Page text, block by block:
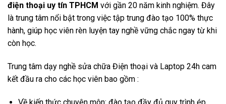
điện thoại uy tín TPHCM với gần 20 năm kinh nghiệm. Đây
là trung tâm nổi bật trong việc tập trung đào tạo 100% thực
hành, giúp học viên rèn luyện tay nghề vững chắc ngay từ khi
còn học.
Trung tâm dạy nghề sửa chữa Điện thoại và Laptop 24h cam
kết đầu ra cho các học viên bao gồm :
Về kiến thức chuyên môn: đào tạo đầy đủ quy trình ép